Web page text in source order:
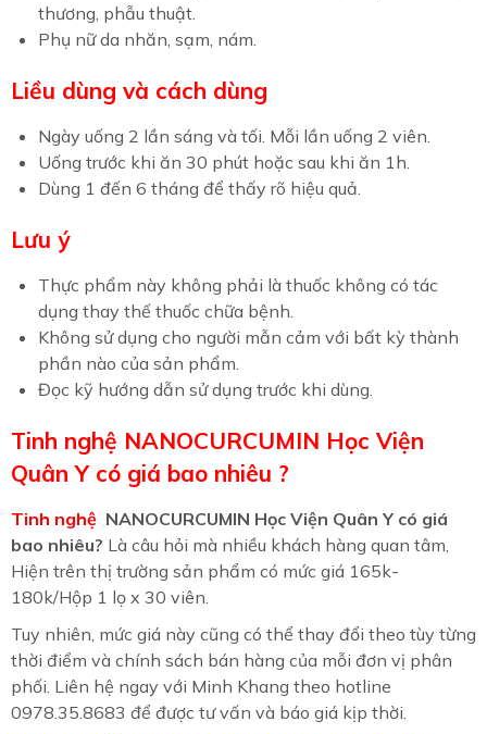
thương, phẫu thuật.
Phụ nữ da nhăn, sạm, nám.
Liều dùng và cách dùng
Ngày uống 2 lần sáng và tối. Mỗi lần uống 2 viên.
Uống trước khi ăn 30 phút hoặc sau khi ăn 1h.
Dùng 1 đến 6 tháng để thấy rõ hiệu quả.
Lưu ý
Thực phẩm này không phải là thuốc không có tác
dụng thay thế thuốc chữa bệnh.
Không sử dụng cho người mẫn cảm với bất kỳ thành
phần nào của sản phẩm.
Đọc kỹ hướng dẫn sử dụng trước khi dùng.
Tinh nghệ NANOCURCUMIN Học Viện
Quân Y có giá bao nhiêu ?
Tinh nghệ NANOCURCUMIN Học Viện Quân Y có giá
bao nhiêu? Là câu hỏi mà nhiều khách hàng quan tâm,
Hiện trên thị trường sản phẩm có mức giá 165k-
180k/Hộp 1 lọ x 30 viên.
Tuy nhiên, mức giá này cũng có thể thay đổi theo tùy từng
thời điểm và chính sách bán hàng của mỗi đơn vị phân
phối. Liên hệ ngay với Minh Khang theo hotline
0978.35.8683 để được tư vấn và báo giá kịp thời.